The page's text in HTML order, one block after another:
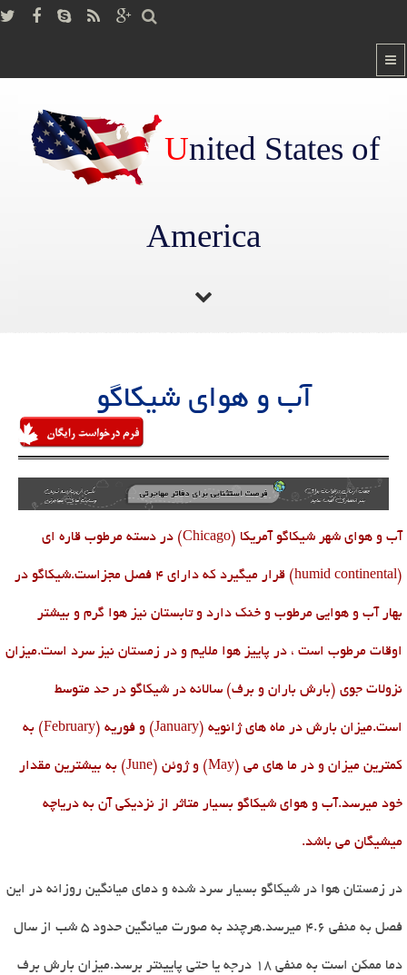
United States of
America
آب و هوای شیکاگو
آب و هوای شهر شیکاگو (Chicago) آمریکا در دسته مرطوب قاره ای
(humid continental) قرار میگیرد که دارای 4 فصل مجزاست.شیکاگو در
بهار آب و هوایی مرطوب و خنک دارد و تابستان نیز هوا گرم و بیشتر
اوقات مرطوب است ، در پاییز هوا ملایم و در زمستان نیز سرد است.میزان
نزولات جوی (بارش باران و برف) سالانه در شیکاگو در حد متوسط
است.میزان بارش در ماه های ژانویه (January) و فوریه (February) به
کمترین میزان و در ما های می (May) و ژوئن (June) به بیشترین مقدار
خود میرسد.آب و هوای شیکاگو بسیار متاثر از نزدیکی آن به دریاچه
میشیگان می باشد.
در زمستان هوا در شیکاگو بسیار سرد شده و دمای میانگین روزانه در این
فصل به منفی 4.6 میرسد.هرچند به صورت میانگین حدود 5 شب از سال
دما ممکن است به منفی 18 درجه یا حتی پایینتر برسد.میزان بارش برف